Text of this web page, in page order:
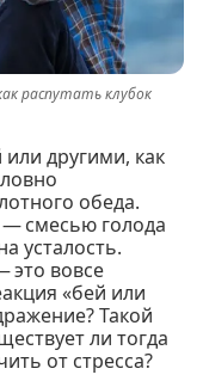
распутать клубок
другими, как
обеда.
смесью голода
усталость.
это вовсе
«бей или
Такой
ли тогда
от стресса?